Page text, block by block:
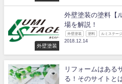
外壁塗装
外壁塗装の塗料【
場を解説！
外壁塗装 塗料 ルミステージ
2018.12.14
リフォームはある
る！そのサイトと